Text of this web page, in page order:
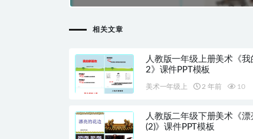
相关文章
人教版一年级上册美术《我
2》课件PPT模板
美术一年级上 2 年前 10
人教版二年级下册美术《漂
(2)》课件PPT模板